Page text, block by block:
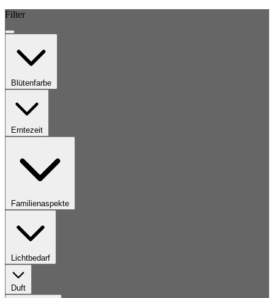
Filter
Blütenfarbe
Erntezeit
Familienaspekte
Lichtbedarf
Duft